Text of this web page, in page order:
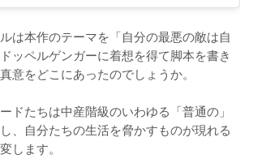
は本作のテーマを「自分の最悪の敵は自
ッペルゲンガーに着想を得て脚本を書き
意をどこにあったのでしょうか。
ドたちは中産階級のいわゆる「普通の」
、自分たちの生活を脅かすものが現れる
します。